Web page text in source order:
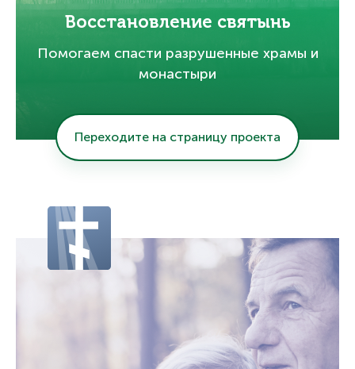
Восстановление святынь
Помогаем спасти разрушенные храмы и
монастыри
Переходите на страницу проекта